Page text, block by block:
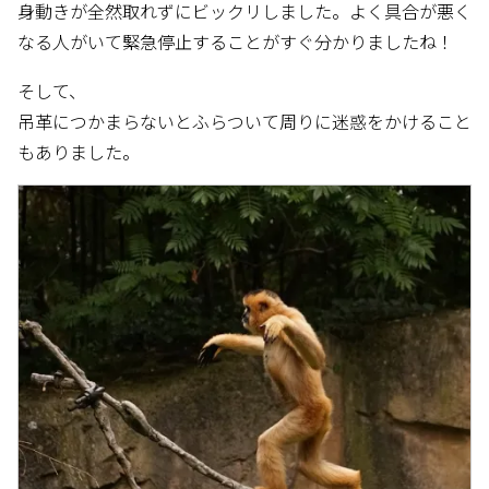
身動きが全然取れずにビックリしました。よく具合が悪く
なる人がいて緊急停止することがすぐ分かりましたね！
そして、
吊革につかまらないとふらついて周りに迷惑をかけること
もありました。